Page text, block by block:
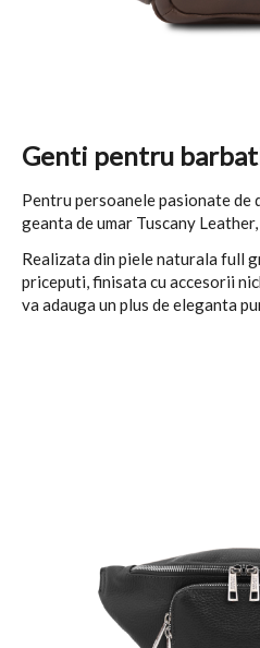
Genti pentru
Pentru persoanele pasionate
geanta de umar Tuscany
Realizata din piele naturala full
priceputi, finisata cu accesorii
va adauga un plus de eleganta